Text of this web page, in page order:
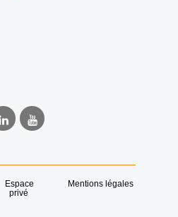
Youtube
AF3V
Espace
privé
Mentions légales